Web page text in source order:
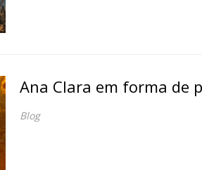
Ana Clara em forma de
Blog